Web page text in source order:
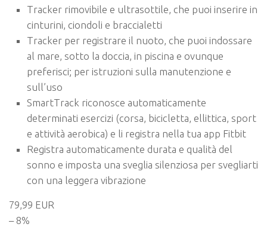
Tracker rimovibile e ultrasottile, che puoi inserire in
cinturini, ciondoli e braccialetti
Tracker per registrare il nuoto, che puoi indossare
al mare, sotto la doccia, in piscina e ovunque
preferisci; per istruzioni sulla manutenzione e
sull’uso
SmartTrack riconosce automaticamente
determinati esercizi (corsa, bicicletta, ellittica, sport
e attività aerobica) e li registra nella tua app Fitbit
Registra automaticamente durata e qualità del
sonno e imposta una sveglia silenziosa per svegliarti
con una leggera vibrazione
79,99 EUR
– 8%